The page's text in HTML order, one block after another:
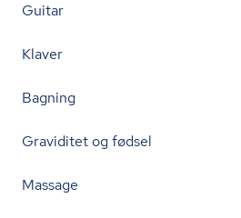
Guitar
Klaver
Bagning
Graviditet og fødsel
Massage